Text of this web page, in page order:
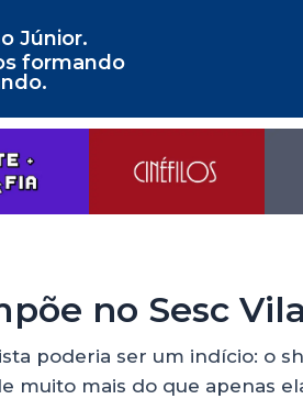
Júnior.
formando
no Sesc
poderia ser um indício: o
muito mais do que apenas